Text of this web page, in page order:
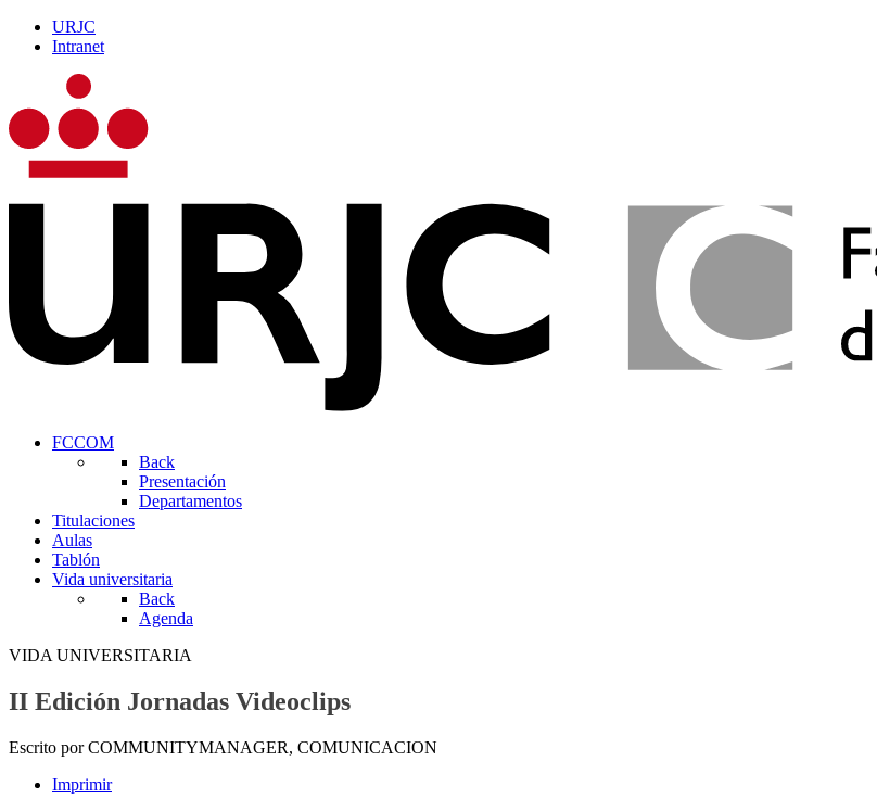
URJC
Intranet
FCCOM
Back
Presentación
Departamentos
Titulaciones
Aulas
Tablón
Vida universitaria
Back
Agenda
VIDA UNIVERSITARIA
II Edición Jornadas Videoclips
Escrito por COMMUNITYMANAGER, COMUNICACION
Imprimir